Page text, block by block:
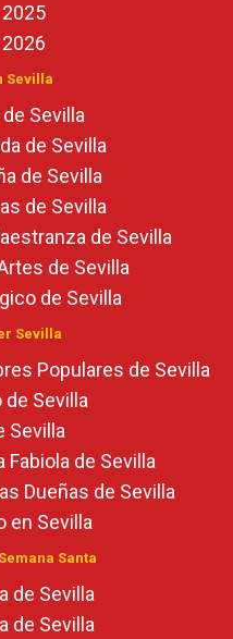
Sevilla
Sevilla
de Sevilla
de Sevilla
de Sevilla
de Sevilla
de Sevilla
de Sevilla
Sevilla
Populares de Sevilla
de Sevilla
Sevilla
Fabiola de Sevilla
Dueñas de Sevilla
en Sevilla
Santa
de Sevilla
de Sevilla